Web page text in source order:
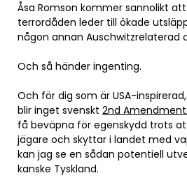
Åsa Romson kommer sannolikt
terrordåden leder till ökade
någon annan Auschwitzrelaterad
Och så händer ingenting.
Och för dig som är USA-
blir inget svenskt 2nd Amendment
få beväpna för egenskydd trots
jägare och skyttar i landet med
kan jag se en sådan potentiell
kanske Tyskland.